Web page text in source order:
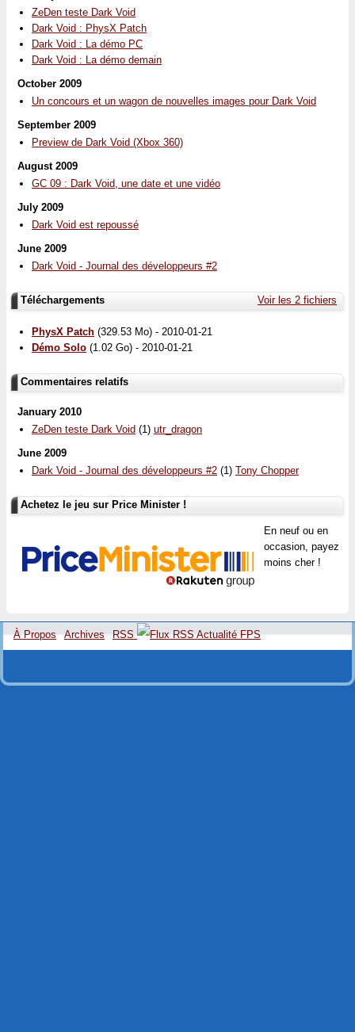
ZeDen teste Dark Void
Dark Void : PhysX Patch
Dark Void : La démo PC
Dark Void : La démo demain
October 2009
Un concours et un wagon de nouvelles images pour Dark Void
September 2009
Preview de Dark Void (Xbox 360)
August 2009
GC 09 : Dark Void, une date et une vidéo
July 2009
Dark Void est repoussé
June 2009
Dark Void - Journal des développeurs #2
Voir les 2 fichiers
Téléchargements
PhysX Patch (329.53 Mo) - 2010-01-21
Démo Solo (1.02 Go) - 2010-01-21
Commentaires relatifs
January 2010
ZeDen teste Dark Void (1) utr_dragon
June 2009
Dark Void - Journal des développeurs #2 (1) Tony Chopper
Achetez le jeu sur Price Minister !
En neuf ou en
occasion, payez
moins cher !
À Propos Archives RSS